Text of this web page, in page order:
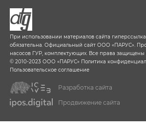
При использовании материалов сайта
обязательна. Официальный сайт ООО «ПАРУС».
насосов ГУР, комплектующих. Все права защищены
© 2010-2023 ООО «ПАРУС» Политика
Пользовательское соглашение
Разработка сайта
Продвижение сайта